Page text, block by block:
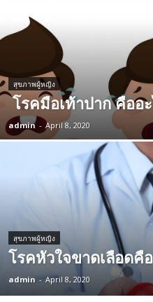
สุขภาพผู้หญิง
โรคมือเท้าปาก คืออ
admin - April 8, 2020
สุขภาพผู้หญิง
โรคหัวใจขาดเลือดคื
admin - April 8, 2020